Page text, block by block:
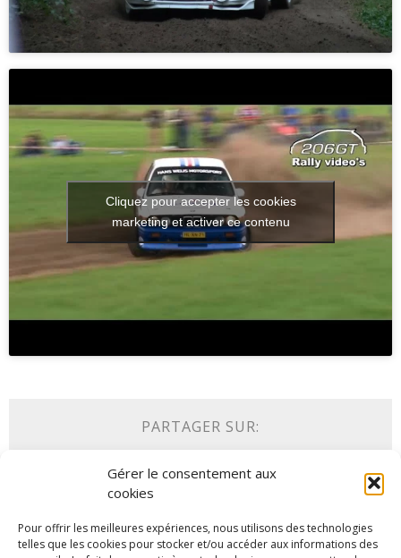
Gérer le consentement aux
cookies
Pour offrir les meilleures expériences, nous utilisons des technologies
telles que les cookies pour stocker et/ou accéder aux informations des
Cliquez pour accepter les cookies
marketing et activer ce contenu
PARTAGER SUR:
Tweet
ARTICLES SIMILAIRES